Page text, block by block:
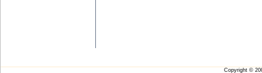
Copyright ©